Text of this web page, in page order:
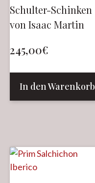
Schulter-Schinken
von Isaac Martin
245,00€
In den Warenkorb